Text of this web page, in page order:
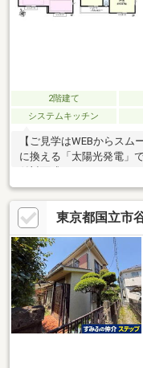
2階建て
システムキッチン
【ご見学はWEBからス
に換える「太陽光発電」
で水にもこだわった暮ら
トバス付きの１日の疲れ
インクローゼットでたっ
◇空気を汚さず暖かい床
が省けます◎◇南向きバ
気自動車専用のEVコンセ
けます。◇詳細はお気軽
東京都国立市